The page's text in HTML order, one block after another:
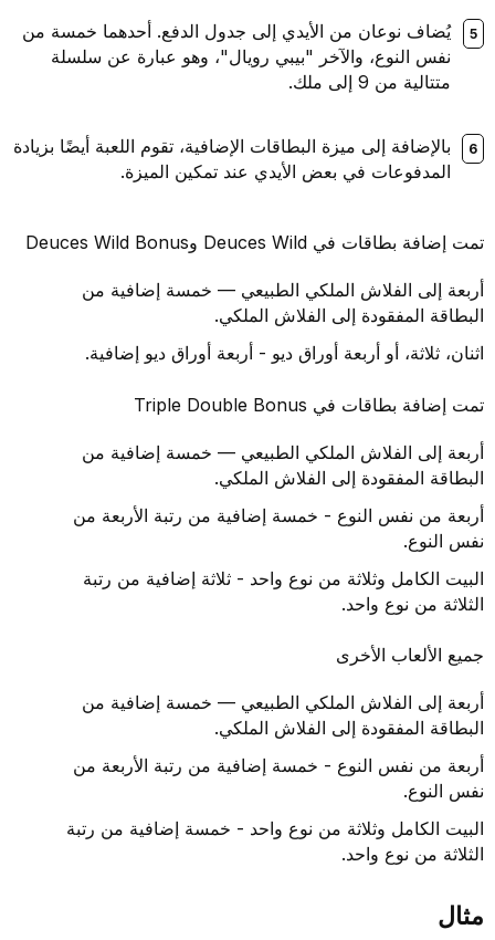
يُضاف نوعان من الأيدي إلى جدول الدفع. أحدهما خمسة من
نفس النوع، والآخر "بيبي رويال"، وهو عبارة عن سلسلة
متتالية من 9 إلى ملك.
بالإضافة إلى ميزة البطاقات الإضافية، تقوم اللعبة أيضًا بزيادة
المدفوعات في بعض الأيدي عند تمكين الميزة.
تمت إضافة بطاقات في Deuces Wild وDeuces Wild Bonus
أربعة إلى الفلاش الملكي الطبيعي — خمسة إضافية من
البطاقة المفقودة إلى الفلاش الملكي.
اثنان، ثلاثة، أو أربعة أوراق ديو - أربعة أوراق ديو إضافية.
تمت إضافة بطاقات في Triple Double Bonus
أربعة إلى الفلاش الملكي الطبيعي — خمسة إضافية من
البطاقة المفقودة إلى الفلاش الملكي.
أربعة من نفس النوع - خمسة إضافية من رتبة الأربعة من
نفس النوع.
البيت الكامل وثلاثة من نوع واحد - ثلاثة إضافية من رتبة
الثلاثة من نوع واحد.
جميع الألعاب الأخرى
أربعة إلى الفلاش الملكي الطبيعي — خمسة إضافية من
البطاقة المفقودة إلى الفلاش الملكي.
أربعة من نفس النوع - خمسة إضافية من رتبة الأربعة من
نفس النوع.
البيت الكامل وثلاثة من نوع واحد - خمسة إضافية من رتبة
الثلاثة من نوع واحد.
مثال